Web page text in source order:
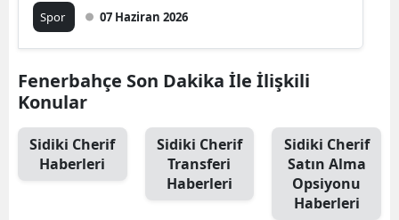
Spor 07 Haziran 2026
Fenerbahçe Son Dakika İle İlişkili
Konular
Sidiki Cherif
Haberleri
Sidiki Cherif
Transferi
Haberleri
Sidiki Cherif
Satın Alma
Opsiyonu
Haberleri